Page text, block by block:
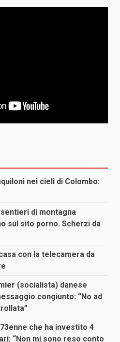
nei cieli di Colombo:
di montagna
sul sito porno. Scherzi da
con la telecamera da
(socialista) danese
congiunto: “No ad
che ha investito 4
“Non mi sono reso conto